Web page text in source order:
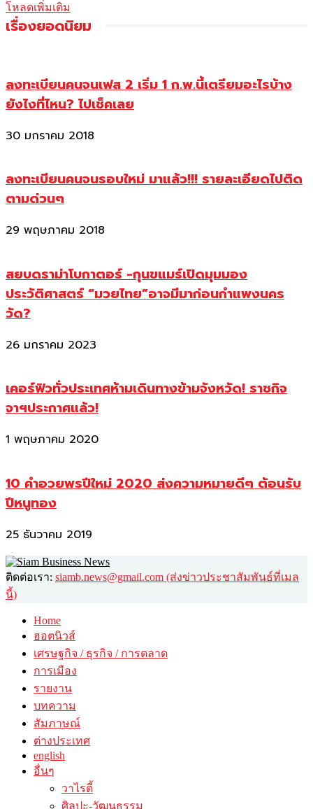
โหลดเพิ่มเติม
เรื่องยอดนิยม
ลงทะเบียนคนจนเฟส 2 เริ่ม 1 ก.พ.นี้เตรียมอะไรบ้าง
ยังไงที่ไหน? ไปเช็คเลย
30 มกราคม 2018
ลงทะเบียนคนจนรอบใหม่ มาแล้ว!!! รายละเอียดไปติด
ตามด่วนๆ
29 พฤษภาคม 2018
สยบดราม่าโบกาตอร์ -กุนขแมร์เปิดมุมมอง
ประวัติศาสตร์ “มวยไทย”อาจมีมาก่อนกำแพงนคร
วัด?
26 มกราคม 2023
เคอร์ฟิวทั่วประเทศห้ามเดินทางข้ามจังหวัด! ราชกิจ
จาฯประกาศแล้ว!
1 พฤษภาคม 2020
10 คำอวยพรปีใหม่ 2020 ส่งความหมายดีๆ ต้อนรับ
ปีหนูทอง
25 ธันวาคม 2019
ติดต่อเรา: siamb.news@gmail.com (ส่งข่าวประชาสัมพันธ์ที่เมล
นี้)
Home
ฮอตนิวส์
เศรษฐกิจ / ธุรกิจ / การตลาด
การเมือง
รายงาน
บทความ
สัมภาษณ์
ต่างประเทศ
english
อื่นๆ
วาไรตี้
ศิลปะ-วัฒนธรรม